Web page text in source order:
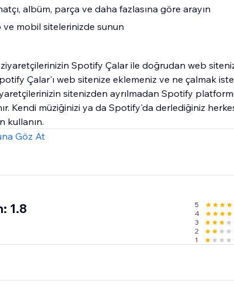
albüm, parça ve daha fazlasına göre arayın
ve mobil sitelerinizde sunun
ziyaretçilerinizin Spotify Çalar ile doğrudan web
Çalar'ı web sitenize eklemeniz ve ne çalmak
sitenizden ayrılmadan Spotify
Kendi müziğinizi ya da Spotify'da derlediğiniz
kullanın.
Göz At
1.8 5
4
3
2
1